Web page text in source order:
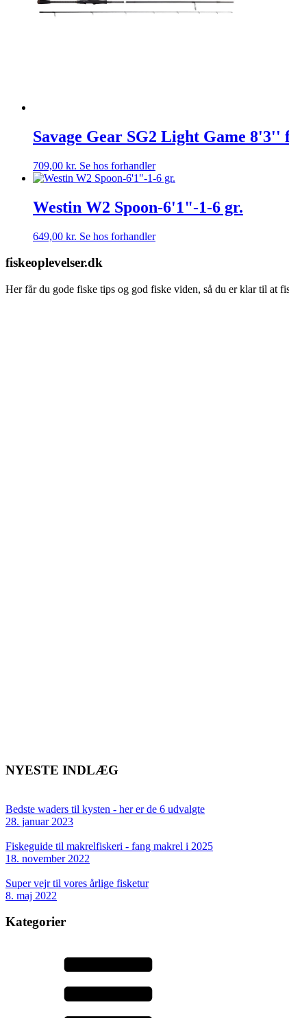
Savage Gear SG2 Light Game 8'3''
709,00 kr. Se hos forhandler
Westin W2 Spoon-6'1"-1-6 gr.
649,00 kr. Se hos forhandler
fiskeoplevelser.dk
Her får du gode fiske tips og god fiske viden, så du er klar til at
NYESTE INDLÆG
Bedste waders til kysten - her er de 6 udvalgte
28. januar 2023
Fiskeguide til makrelfiskeri - fang makrel i 2025
18. november 2022
Super vejr til vores årlige fisketur
8. maj 2022
Kategorier